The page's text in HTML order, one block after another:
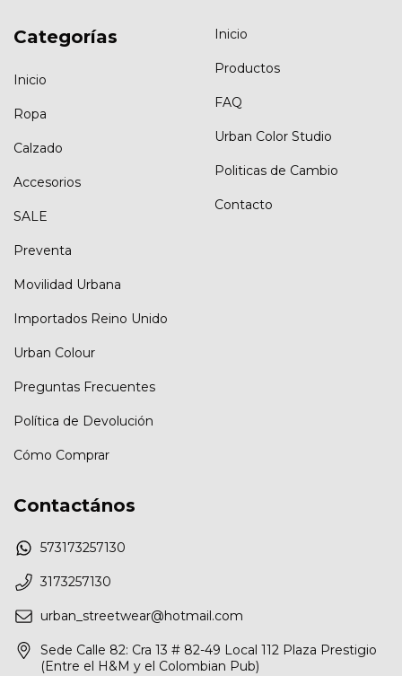
Categorías
Inicio
Ropa
Calzado
Accesorios
SALE
Preventa
Movilidad Urbana
Importados Reino Unido
Urban Colour
Preguntas Frecuentes
Política de Devolución
Cómo Comprar
Inicio
Productos
FAQ
Urban Color Studio
Politicas de Cambio
Contacto
Contactános
573173257130
3173257130
urban_streetwear@hotmail.com
Sede Calle 82: Cra 13 # 82-49 Local 112 Plaza Prestigio
(Entre el H&M y el Colombian Pub)